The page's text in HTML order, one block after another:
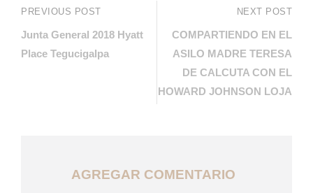
PREVIOUS POST
Junta General 2018 Hyatt
Place Tegucigalpa
NEXT POST
COMPARTIENDO EN EL
ASILO MADRE TERESA
DE CALCUTA CON EL
HOWARD JOHNSON LOJA
AGREGAR COMENTARIO